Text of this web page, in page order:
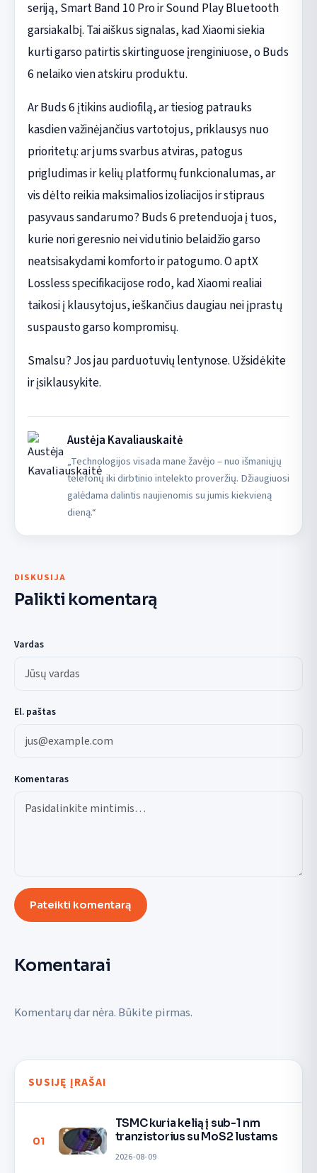
seriją, Smart Band 10 Pro ir Sound Play Bluetooth
garsiakalbį. Tai aiškus signalas, kad Xiaomi siekia
kurti garso patirtis skirtinguose įrenginiuose, o Buds
6 nelaiko vien atskiru produktu.
Ar Buds 6 įtikins audiofilą, ar tiesiog patrauks
kasdien važinėjančius vartotojus, priklausys nuo
prioritetų: ar jums svarbus atviras, patogus
prigludimas ir kelių platformų funkcionalumas, ar
vis dėlto reikia maksimalios izoliacijos ir stipraus
pasyvaus sandarumo? Buds 6 pretenduoja į tuos,
kurie nori geresnio nei vidutinio belaidžio garso
neatsisakydami komforto ir patogumo. O aptX
Lossless specifikacijose rodo, kad Xiaomi realiai
taikosi į klausytojus, ieškančius daugiau nei įprastų
suspausto garso kompromisų.
Smalsu? Jos jau parduotuvių lentynose. Užsidėkite
ir įsiklausykite.
Austėja Kavaliauskaitė
„Technologijos visada mane žavėjo – nuo išmaniųjų
telefonų iki dirbtinio intelekto proveržių. Džiaugiuosi
galėdama dalintis naujienomis su jumis kiekvieną
dieną.“
DISKUSIJA
Palikti komentarą
Vardas
El. paštas
Komentaras
Pateikti komentarą
Komentarai
Komentarų dar nėra. Būkite pirmas.
SUSIJĘ ĮRAŠAI
01
TSMC kuria kelią į sub-1 nm
tranzistorius su MoS2 lustams
2026-08-09